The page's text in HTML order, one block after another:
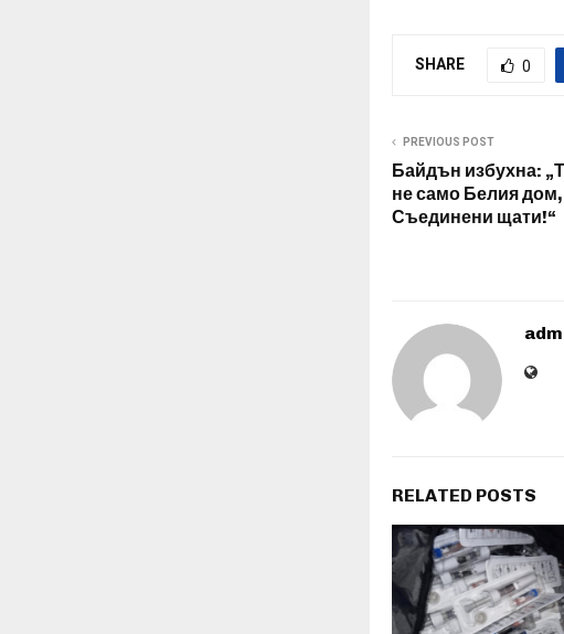
SHARE 0
PREVIOUS POST
Байдън избухна:
не само Белия дом,
Съединени щати!“
RELATED POSTS